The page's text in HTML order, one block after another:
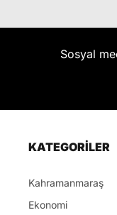
Sosyal
KATEGORİLER
Kahramanmaraş
Ekonomi